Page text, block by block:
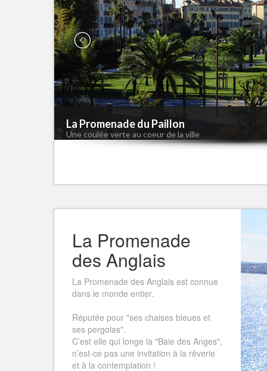
La Promenade du Paillon
Une coulée verte au coeur de la ville
La Promenade
des Anglais
La Promenade des Anglais est connue
dans le monde entier.
Réputée pour "ses chaises bleues et
ses pergolas".
C’est elle qui longe la "Baie des Anges",
n’est-ce pas une invitation à la rêverie
et à la contemplation !